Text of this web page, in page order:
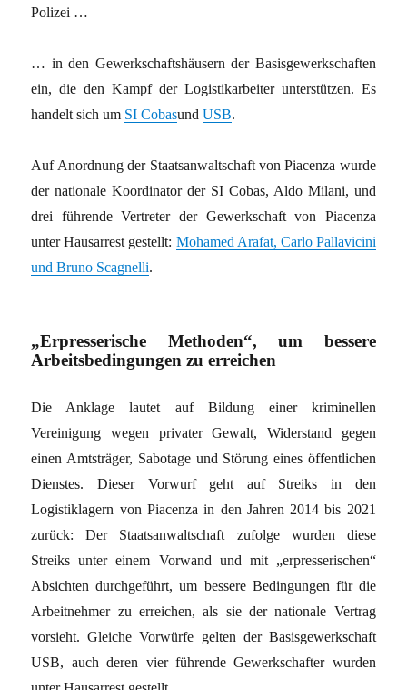
Polizei …
… in den Gewerkschaftshäusern der Basisgewerkschaften
ein, die den Kampf der Logistikarbeiter unterstützen. Es
handelt sich um SI CobasundUSB.
Auf Anordnung der Staatsanwaltschaft von Piacenza wurde
der nationale Koordinator der SI Cobas, Aldo Milani, und
drei führende Vertreter der Gewerkschaft von Piacenza
unter Hausarrest gestellt: Mohamed Arafat, Carlo Pallavicini
und Bruno Scagnelli.
„Erpresserische Methoden“, um bessere
Arbeitsbedingungen zu erreichen
Die Anklage lautet auf Bildung einer kriminellen
Vereinigung wegen privater Gewalt, Widerstand gegen
einen Amtsträger, Sabotage und Störung eines öffentlichen
Dienstes. Dieser Vorwurf geht auf Streiks in den
Logistiklagern von Piacenza in den Jahren 2014 bis 2021
zurück: Der Staatsanwaltschaft zufolge wurden diese
Streiks unter einem Vorwand und mit „erpresserischen“
Absichten durchgeführt, um bessere Bedingungen für die
Arbeitnehmer zu erreichen, als sie der nationale Vertrag
vorsieht. Gleiche Vorwürfe gelten der Basisgewerkschaft
USB, auch deren vier führende Gewerkschafter wurden